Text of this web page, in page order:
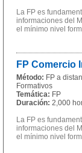
La FP es
informaciones del
el mínimo nivel
FP Comercio
Método: FP a
Formativos
Temática: FP
Duración: 2,000
La FP es
informaciones del
el mínimo nivel